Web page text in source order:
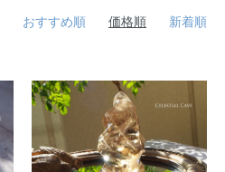
おすすめ順 価格順 新着順